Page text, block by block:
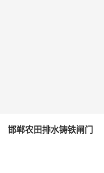
邯郸农田排水铸铁闸门